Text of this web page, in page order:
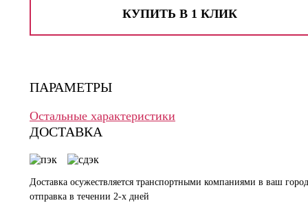
КУПИТЬ В 1 КЛИК
ПАРАМЕТРЫ
Остальные характеристики
ДОСТАВКА
Доставка осужествляется транспортными компаниями в ваш
отправка в течении 2-х дней